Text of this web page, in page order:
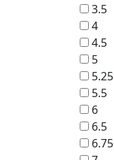
3.5
4
4.5
5
5.25
5.5
6
6.5
6.75